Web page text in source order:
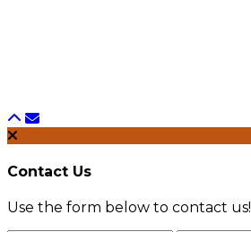
Contact Us
Use the form below to contact us!